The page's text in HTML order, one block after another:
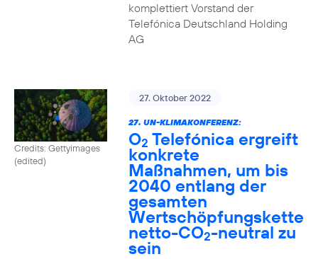
komplettiert Vorstand der
Telefónica Deutschland Holding
AG
Credits: Gettyimages
(edited)
27. Oktober 2022
27. UN-KLIMAKONFERENZ:
O2 Telefónica ergreift
konkrete
Maßnahmen, um bis
2040 entlang der
gesamten
Wertschöpfungskette
netto-CO2-neutral zu
sein